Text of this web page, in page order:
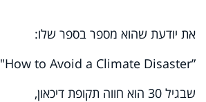
את יודעת שהוא מספר בספר שלו:
"How to Avoid a Climate Disaster”
שבגיל 30 הוא חווה תקופת דיכאון,